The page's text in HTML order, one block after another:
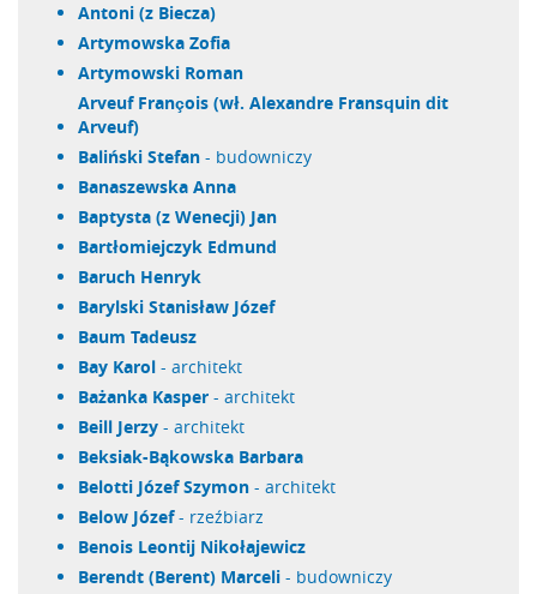
Antoni (z Biecza)
Artymowska Zofia
Artymowski Roman
Arveuf François (wł. Alexandre Fransquin dit
Arveuf)
Baliński Stefan - budowniczy
Banaszewska Anna
Baptysta (z Wenecji) Jan
Bartłomiejczyk Edmund
Baruch Henryk
Barylski Stanisław Józef
Baum Tadeusz
Bay Karol - architekt
Bażanka Kasper - architekt
Beill Jerzy - architekt
Beksiak-Bąkowska Barbara
Belotti Józef Szymon - architekt
Below Józef- rzeźbiarz
Benois Leontij Nikołajewicz
Berendt (Berent) Marceli - budowniczy